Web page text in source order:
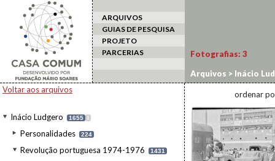
ARQUIVOS
GUIAS DE PESQUISA
PROJETO
PARCERIAS
Voltar aos arquivos
Inácio Ludgero 1655 I
Personalidades 224
Revolução portuguesa 1974-1976 1431
Fotografias: 3
Arquivos > Inácio
contingente militar
ordenar